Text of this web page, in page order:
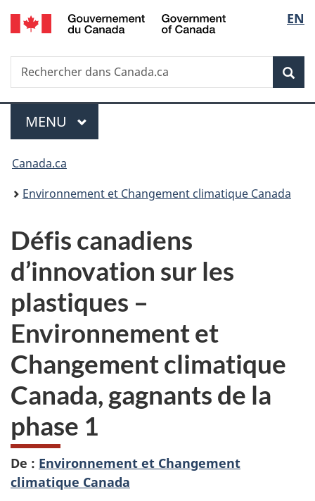
Passer
au
principal
Passer
à
Au
du
Passer
à
version
simplifiée
de
la
EN
Recherche
Rechercher
dans
Menu
MENU PRINCIPAL
Vous
êtes
Canada.ca
Environnement et Changement climatique Canada
Défis canadiens
d’innovation sur les
plastiques –
Environnement et
Changement climatique
Canada, gagnants de la
phase 1
De : Environnement et Changement
climatique Canada